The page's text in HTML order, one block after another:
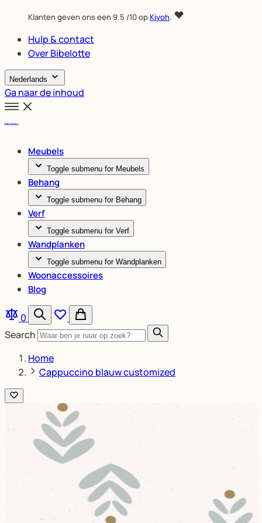
Klanten geven ons een 9.5 /10 opKiyoh.
Hulp & contact
Over Bibelotte
Nederlands
Ga naar de inhoud
Meubels
Toggle submenu for Meubels
Behang
Toggle submenu for Behang
Verf
Toggle submenu for Verf
Wandplanken
Toggle submenu for Wandplanken
Woonaccessoires
Blog
0
Search
Home
Cappuccino blauw customized